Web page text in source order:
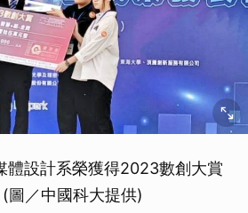
設計系榮獲得2023數創大賞
(圖／中國科大提供)